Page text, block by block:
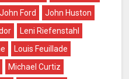
John Ford
John Huston
Leni Riefenstahl
Louis Feuillade
Michael Curtiz